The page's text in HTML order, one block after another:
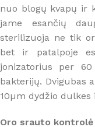
nuo blogų kvapų ir
jame esančių
sterilizuoja ne tik
bet ir patalpoje
jonizatorius per
bakterijų. Dvigubas
10µm dydžio dulkes
Oro srauto kontrolė